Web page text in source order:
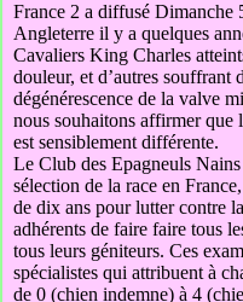
France 2 a diffusé Dimanche
Angleterre il y a quelques
Cavaliers King Charles
douleur, et d’autres souffrant
dégénérescence de la valve
nous souhaitons affirmer que
est sensiblement différente.
Le Club des Epagneuls
sélection de la race en
de dix ans pour lutter contre
adhérents de faire faire tous
tous leurs géniteurs. Ces
spécialistes qui attribuent à
de 0 (chien indemne) à 4